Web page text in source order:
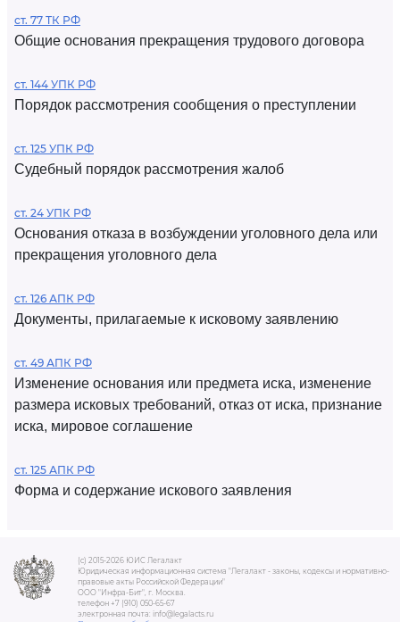
ст. 77 ТК РФ
Общие основания прекращения трудового договора
ст. 144 УПК РФ
Порядок рассмотрения сообщения о преступлении
ст. 125 УПК РФ
Судебный порядок рассмотрения жалоб
ст. 24 УПК РФ
Основания отказа в возбуждении уголовного дела или
прекращения уголовного дела
ст. 126 АПК РФ
Документы, прилагаемые к исковому заявлению
ст. 49 АПК РФ
Изменение основания или предмета иска, изменение
размера исковых требований, отказ от иска, признание
иска, мировое соглашение
ст. 125 АПК РФ
Форма и содержание искового заявления
(c) 2015-2026 ЮИС Легалакт
Юридическая информационная система "Легалакт - законы, кодексы и нормативно-
правовые акты Российской Федерации"
ООО "Инфра-Бит", г. Москва.
телефон +7 (910) 050-65-67
электронная почта: info@legalacts.ru